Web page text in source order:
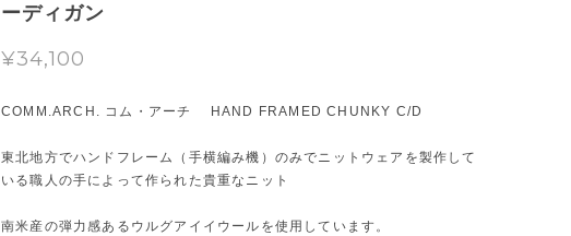
ーディガン
¥34,100
COMM.ARCH. コム・アーチ HAND FRAMED CHUNKY C/D
東北地方でハンドフレーム（手横編み機）のみでニットウェアを製作して
いる職人の手によって作られた貴重なニット
南米産の弾力感あるウルグアイイウールを使用しています。